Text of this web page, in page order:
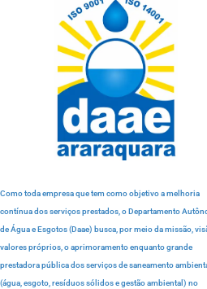
Como toda empresa que tem como objetivo a melhoria
contínua dos serviços prestados, o Departamento
de Água e Esgotos (Daae) busca, por meio da missão,
valores próprios, o aprimoramento enquanto grande
prestadora pública dos serviços de saneamento
(água, esgoto, resíduos sólidos e gestão ambiental) no